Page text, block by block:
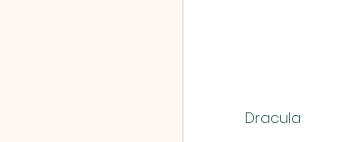
            Dracula